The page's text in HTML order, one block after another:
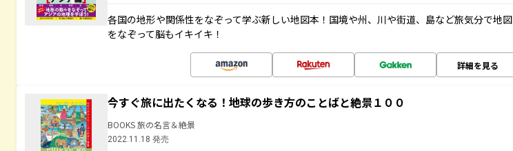
各国の地形や関係性をなぞって学ぶ新しい地図本！国境や州、川や街道、島など旅気分で地図
をなぞって脳もイキイキ！
詳細を見る
今すぐ旅に出たくなる！地球の歩き方のことばと絶景１００
BOOKS 旅の名言＆絶景
2022.11.18 発売